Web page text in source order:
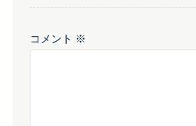
コメント ※